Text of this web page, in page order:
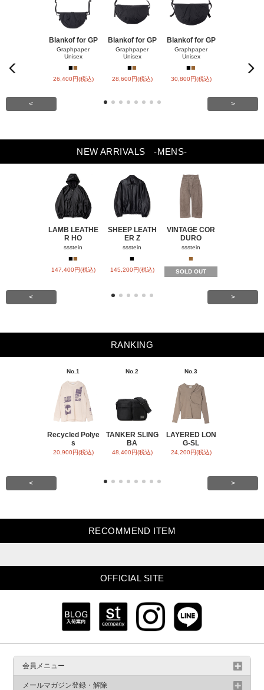
Previou
s
Next
Blankof for GP
Graphpaper
Unisex
■■
26,400円(税込)
Blankof for GP
Graphpaper
Unisex
■■
28,600円(税込)
Blankof for GP
Graphpaper
Unisex
■■
30,800円(税込)
■■
< >
NEW ARRIVALS -MENS-
LAMB LEATHE
R HO
ssstein
■■
147,400円(税込)
SHEEP LEATH
ER Z
ssstein
■
145,200円(税込)
VINTAGE COR
DURO
ssstein
■
SOLD OUT
< >
RANKING
No.1
Recycled Polye
s
20,900円(税込)
No.2
TANKER SLING
BA
48,400円(税込)
No.3
LAYERED LON
G-SL
24,200円(税込)
< >
RECOMMEND ITEM
OFFICIAL SITE
会員メニュー
メールマガジン登録・解除